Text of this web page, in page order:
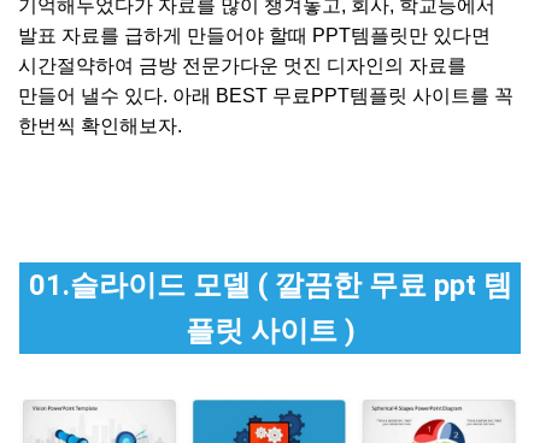
기억해두었다가 자료를 많이 챙겨놓고, 회사, 학교등에서
발표 자료를 급하게 만들어야 할때 PPT템플릿만 있다면
시간절약하여 금방 전문가다운 멋진 디자인의 자료를
만들어 낼수 있다. 아래 BEST 무료PPT템플릿 사이트를 꼭
한번씩 확인해보자.
01.슬라이드 모델 ( 깔끔한 무료 ppt 템
플릿 사이트 )